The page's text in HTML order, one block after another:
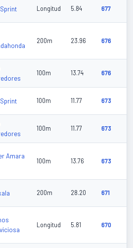
Longitud 5.84 677
200m 23.96 676
100m 13.74 676
100m 11.77 673
100m 11.77 673
Amara
100m 13.76 673
200m 28.20 671
Longitud 5.81 670